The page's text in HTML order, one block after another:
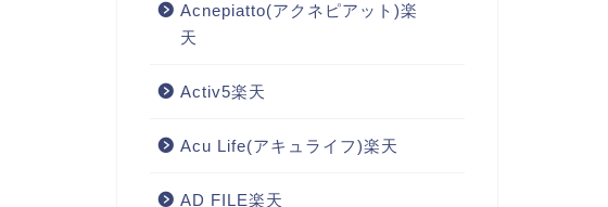
Acnepiatto(アクネピアット)楽
天
Activ5楽天
Acu Life(アキュライフ)楽天
AD FILE楽天